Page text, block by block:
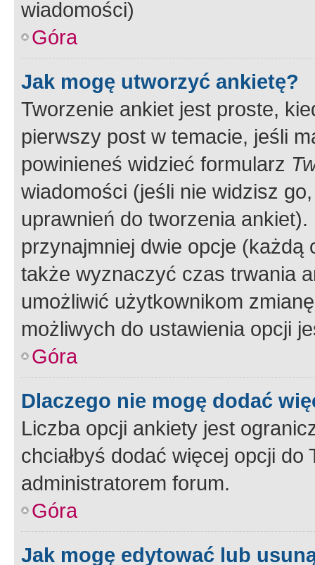
wiadomości)
Góra
Jak mogę utworzyć ankietę?
Tworzenie ankiet jest proste,
pierwszy post w temacie, jeśli
powinieneś widzieć formularz
wiadomości (jeśli nie widzisz
uprawnień do tworzenia
przynajmniej dwie opcje
także wyznaczyć czas trwania
umożliwić użytkownikom
możliwych do ustawienia opcji
Góra
Dlaczego nie mogę dodać
Liczba opcji ankiety jest
chciałbyś dodać więcej opcji
administratorem forum.
Góra
Jak mogę edytować lub